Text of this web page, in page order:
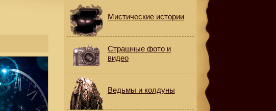
Мистические истории
Страшные фото и
видео
Ведьмы и колдуны